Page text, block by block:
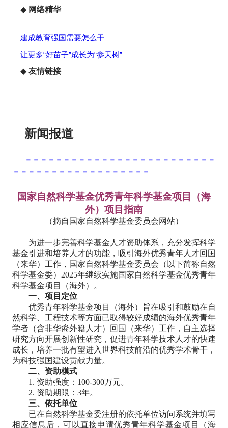
◆ 网络精华
建成教育强国需要怎么干
让更多“好苗子”成长为“参天树”
◆ 友情链接
新闻报道
－－－－－－－－－－－－－－－－－－－－－－－－－
－－－－－－－－－－－－－－－－－－
国家自然科学基金优秀青年科学基金项目（海
外）项目指南
（摘自国家自然科学基金委员会网站）
为进一步完善科学基金人才资助体系，充分发挥科学
基金引进和培养人才的功能，吸引海外优秀青年人才回国
（来华）工作，国家自然科学基金委员会（以下简称自然
科学基金委）2025年继续实施国家自然科学基金优秀青年
科学基金项目（海外）。
一、项目定位
优秀青年科学基金项目（海外）旨在吸引和鼓励在自
然科学、工程技术等方面已取得较好成绩的海外优秀青年
学者（含非华裔外籍人才）回国（来华）工作，自主选择
研究方向开展创新性研究，促进青年科学技术人才的快速
成长，培养一批有望进入世界科技前沿的优秀学术骨干，
为科技强国建设贡献力量。
二、资助模式
1. 资助强度：100-300万元。
2. 资助期限：3年。
三、依托单位
已在自然科学基金委注册的依托单位访问系统并填写
相应信息后，可以直接申请优秀青年科学基金项目（海